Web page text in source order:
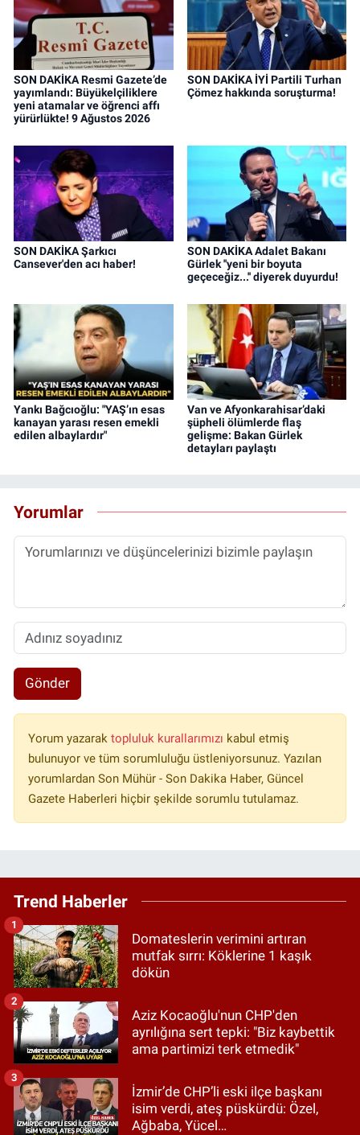
SON DAKİKA Resmi Gazete’de
yayımlandı: Büyükelçiliklere
yeni atamalar ve öğrenci affı
yürürlükte! 9 Ağustos 2026
SON DAKİKA İYİ Partili Turhan
Çömez hakkında soruşturma!
SON DAKİKA Şarkıcı
Cansever'den acı haber!
SON DAKİKA Adalet Bakanı
Gürlek ''yeni bir boyuta
geçeceğiz...'' diyerek duyurdu!
Yankı Bağcıoğlu: "YAŞ’ın esas
kanayan yarası resen emekli
edilen albaylardır"
Van ve Afyonkarahisar’daki
şüpheli ölümlerde flaş
gelişme: Bakan Gürlek
detayları paylaştı
Yorumlar
Gönder
Yorum yazarak topluluk kurallarımızı kabul etmiş
bulunuyor ve tüm sorumluluğu üstleniyorsunuz. Yazılan
yorumlardan Son Mühür - Son Dakika Haber, Güncel
Gazete Haberleri hiçbir şekilde sorumlu tutulamaz.
Trend Haberler
Domateslerin verimini artıran
mutfak sırrı: Köklerine 1 kaşık
dökün
1
Aziz Kocaoğlu'nun CHP'den
ayrılığına sert tepki: "Biz kaybettik
ama partimizi terk etmedik"
2
İzmir’de CHP’li eski ilçe başkanı
isim verdi, ateş püskürdü: Özel,
Ağbaba, Yücel…
3